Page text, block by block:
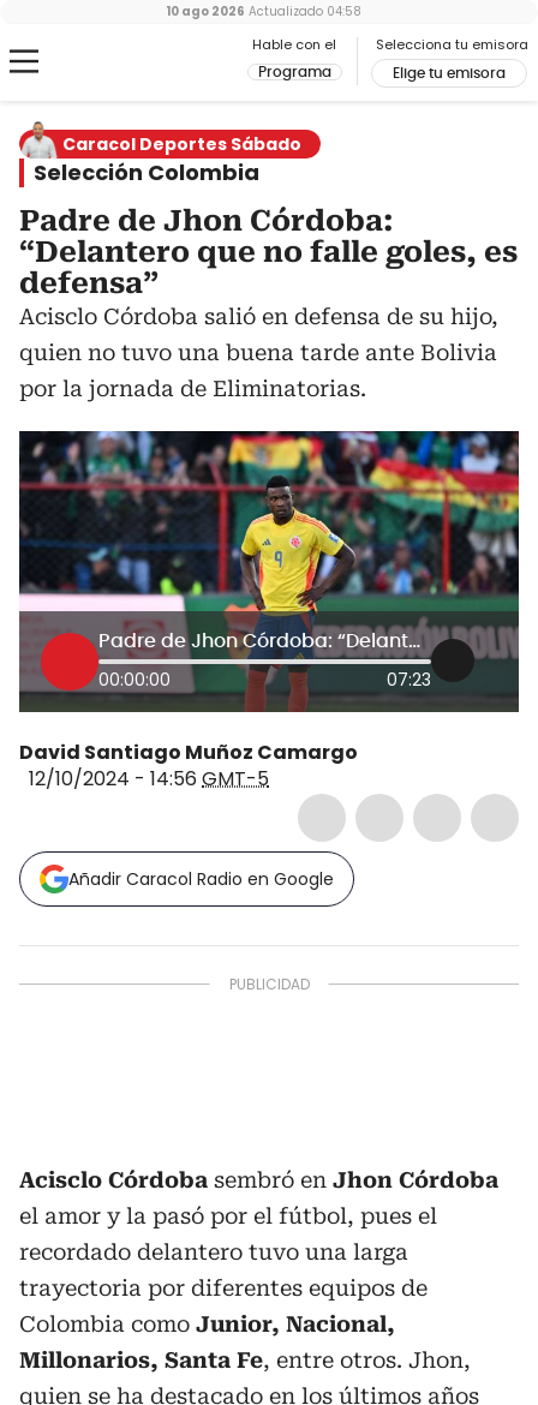
Hable con el
Programa
Selecciona tu emisora
Elige tu emisora
10 ago 2026 Actualizado 04:58
Caracol Deportes Sábado
Selección Colombia
Padre de Jhon Córdoba:
“Delantero que no falle goles, es
defensa”
Acisclo Córdoba salió en defensa de su hijo,
quien no tuvo una buena tarde ante Bolivia
por la jornada de Eliminatorias.
Padre de Jhon Córdoba: “Delantero que tenga oportunidad de gol y falle, es defensa”
00:00:00 07:23
David Santiago Muñoz Camargo
12/10/2024 - 14:56 GMT-5
Añadir Caracol Radio en Google
Acisclo Córdoba sembró en Jhon Córdoba
el amor y la pasó por el fútbol, pues el
recordado delantero tuvo una larga
trayectoria por diferentes equipos de
Colombia como Junior, Nacional,
Millonarios, Santa Fe, entre otros. Jhon,
quien se ha destacado en los últimos años